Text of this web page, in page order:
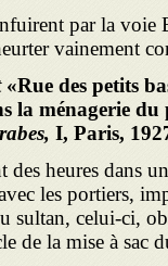
par la
vainement
«Rue des petits
la ménagerie du
I, Paris,
des heures dans
les portiers,
sultan, celui-ci,
de la mise à sac